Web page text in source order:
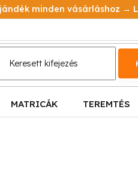
minden vásárláshoz →
MATRICÁK TEREMTÉS